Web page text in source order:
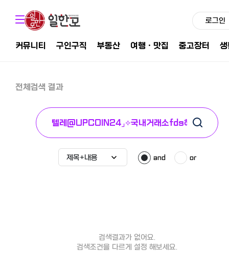
로그인
커뮤니티 구인구직 부동산 여행ㆍ맛집 중고장터
전체검색 결과
and or
검색결과가 없어요.
검색조건을 다르게 설정 해보세요.